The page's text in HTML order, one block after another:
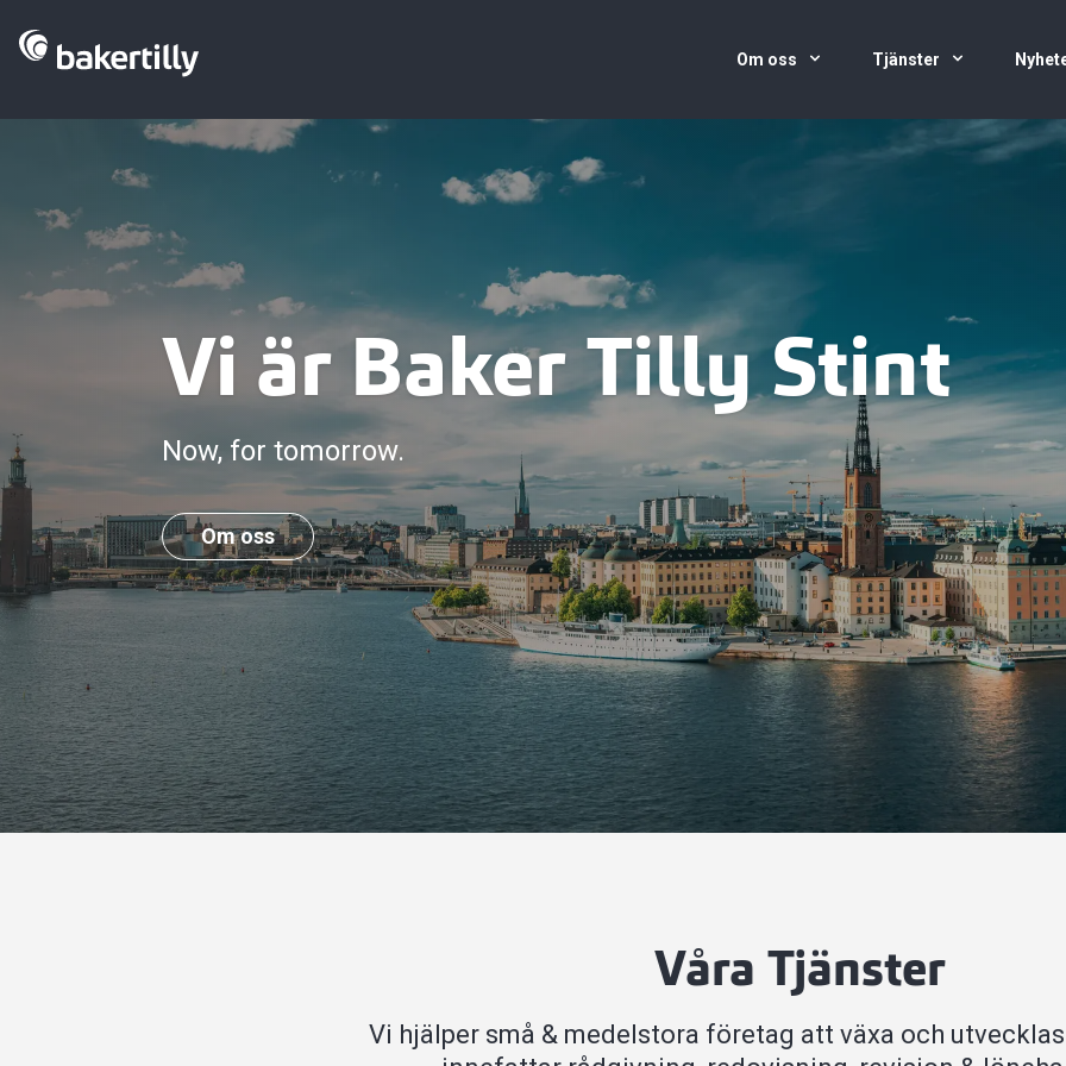
Om oss Tjänster
Vi är Baker Tilly Stint
Now, for tomorrow.
Om oss
Våra Tjänster
Vi hjälper små & medelstora företag att växa och